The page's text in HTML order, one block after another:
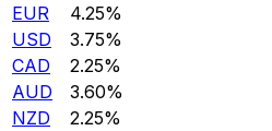
EUR
4.25%
USD
3.75%
CAD
2.25%
AUD
3.60%
NZD
2.25%